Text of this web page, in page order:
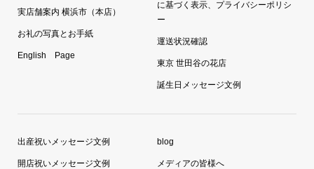
実店舗案内 横浜市（本店）
お礼の写真とお手紙
English Page
に基づく表示、プライバシーポリシ
ー
運送状況確認
東京 世田谷の花店
誕生日メッセージ文例
出産祝いメッセージ文例
開店祝いメッセージ文例
blog
メディアの皆様へ